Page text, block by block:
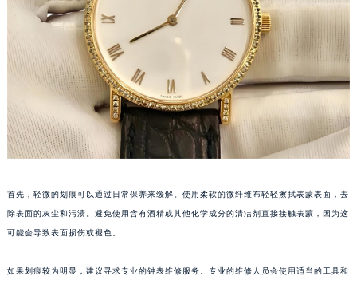
首先，轻微的划痕可以通过日常保养来缓解。使用柔软的微纤维布轻轻擦拭表蒙表面，去
除表面的灰尘和污渍。避免使用含有酒精或其他化学成分的清洁剂直接接触表蒙，因为这
可能会导致表面损伤或褪色。
如果划痕较为明显，建议寻求专业的钟表维修服务。专业的维修人员会使用适当的工具和